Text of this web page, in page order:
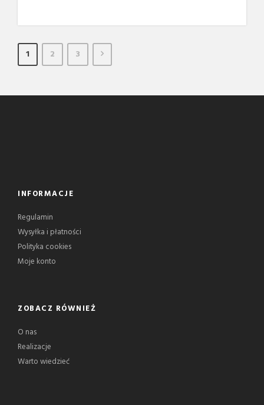
1 2 3
INFORMACJE
Regulamin
Wysyłka i płatności
Polityka cookies
Moje konto
ZOBACZ RÓWNIEŻ
O nas
Realizacje
Warto wiedzieć